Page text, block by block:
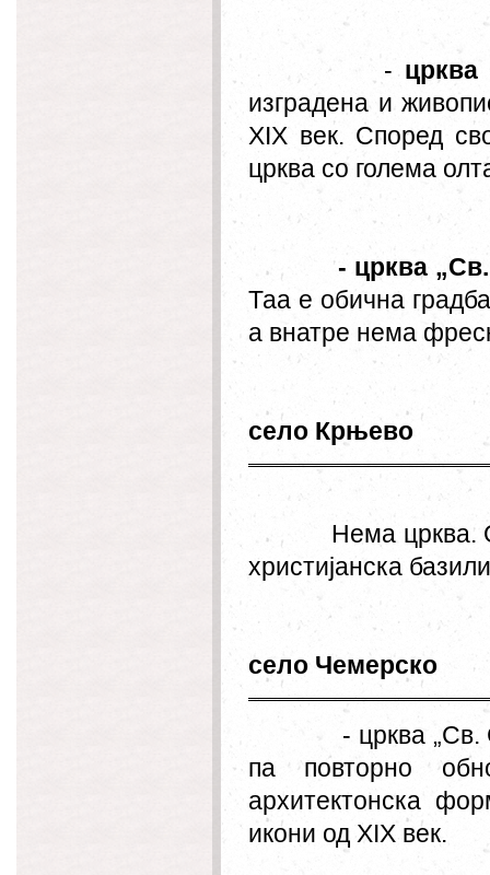
- црква
изградена и
XIX век. Според
црква со голема
- црква
Таа е обична
а внатре нема
село Крњево
Нема црква.
христијанска
село Чемерско
- црква „Св.
па повторно
архитектонска
икони од XIX век.